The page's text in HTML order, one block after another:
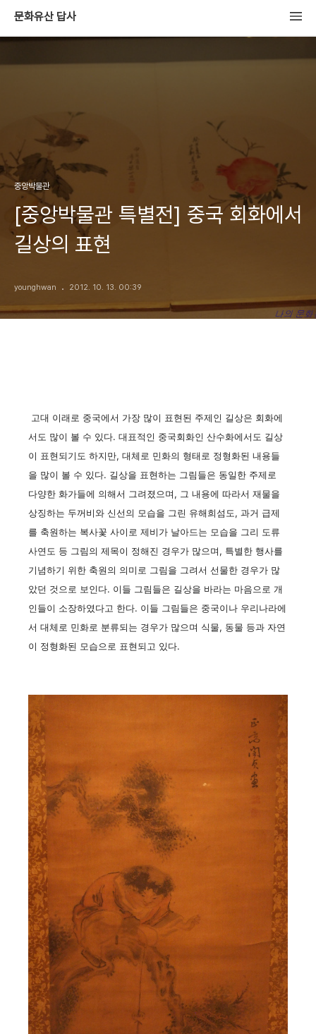
문화유산 답사
중앙박물관
[중앙박물관 특별전] 중국 회화에서
길상의 표현
younghwan 2012. 10. 13. 00:39
고대 이래로 중국에서 가장 많이 표현된 주제인 길상은 회화에
서도 많이 볼 수 있다. 대표적인 중국회화인 산수화에서도 길상
이 표현되기도 하지만, 대체로 민화의 형태로 정형화된 내용들
을 많이 볼 수 있다. 길상을 표현하는 그림들은 동일한 주제로
다양한 화가들에 의해서 그려졌으며, 그 내용에 따라서 재물을
상징하는 두꺼비와 신선의 모습을 그린 유해희섬도, 과거 급제
를 축원하는 복사꽃 사이로 제비가 날아드는 모습을 그리 도류
사연도 등 그림의 제목이 정해진 경우가 많으며, 특별한 행사를
기념하기 위한 축원의 의미로 그림을 그려서 선물한 경우가 많
았던 것으로 보인다. 이들 그림들은 길상을 바라는 마음으로 개
인들이 소장하였다고 한다. 이들 그림들은 중국이나 우리나라에
서 대체로 민화로 분류되는 경우가 많으며 식물, 동물 등과 자연
이 정형화된 모습으로 표현되고 있다.